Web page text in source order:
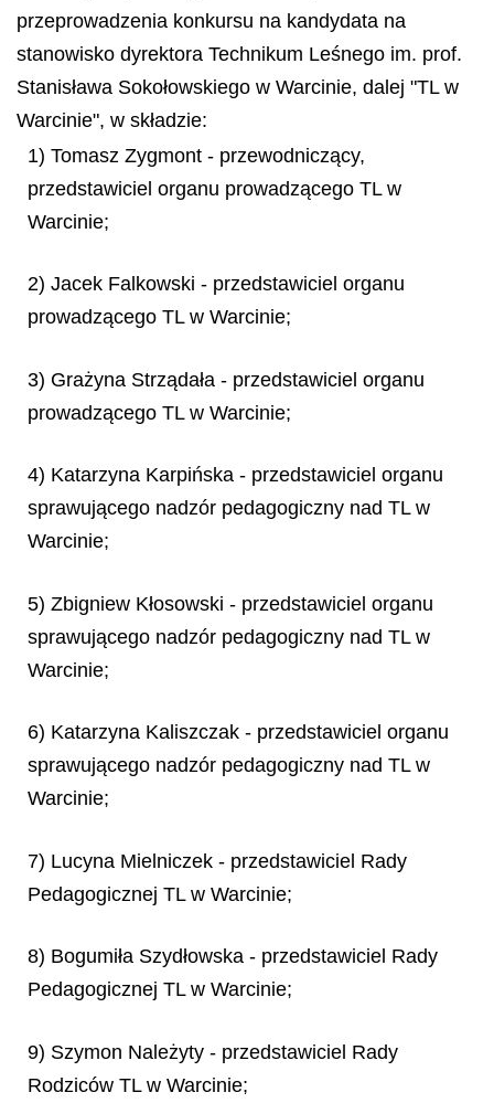
przeprowadzenia konkursu na kandydata na
stanowisko dyrektora Technikum Leśnego im. prof.
Stanisława Sokołowskiego w Warcinie, dalej "TL w
Warcinie", w składzie:
1) Tomasz Zygmont - przewodniczący,
przedstawiciel organu prowadzącego TL w
Warcinie;
2) Jacek Falkowski - przedstawiciel organu
prowadzącego TL w Warcinie;
3) Grażyna Strządała - przedstawiciel organu
prowadzącego TL w Warcinie;
4) Katarzyna Karpińska - przedstawiciel organu
sprawującego nadzór pedagogiczny nad TL w
Warcinie;
5) Zbigniew Kłosowski - przedstawiciel organu
sprawującego nadzór pedagogiczny nad TL w
Warcinie;
6) Katarzyna Kaliszczak - przedstawiciel organu
sprawującego nadzór pedagogiczny nad TL w
Warcinie;
7) Lucyna Mielniczek - przedstawiciel Rady
Pedagogicznej TL w Warcinie;
8) Bogumiła Szydłowska - przedstawiciel Rady
Pedagogicznej TL w Warcinie;
9) Szymon Należyty - przedstawiciel Rady
Rodziców TL w Warcinie;